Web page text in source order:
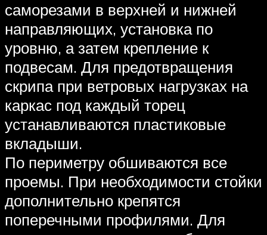
саморезами в верхней и нижней
направляющих, установка по
уровню, а затем крепление к
подвесам. Для предотвращения
скрипа при ветровых нагрузках на
каркас под каждый торец
устанавливаются пластиковые
вкладыши.
По периметру обшиваются все
проемы. При необходимости стойки
дополнительно крепятся
поперечными профилями. Для